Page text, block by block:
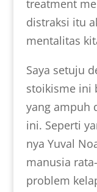
treatment
distraksi itu
mentalitas
Saya setuju
stoikisme ini
yang ampuh
ini. Seperti
nya Yuval
manusia
problem